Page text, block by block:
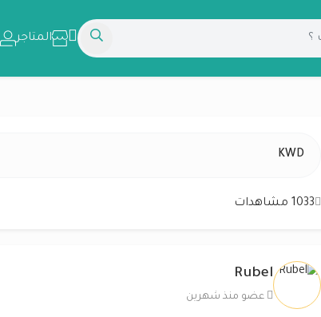
المتاجر
KWD
1033 مشاهدات
Rubel
عضو منذ شهرين